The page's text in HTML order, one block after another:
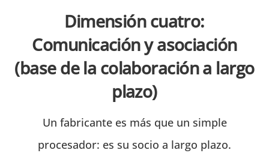
Dimensión cuatro:
Comunicación y asociación
(base de la colaboración a largo
plazo)
Un fabricante es más que un simple
procesador: es su socio a largo plazo.